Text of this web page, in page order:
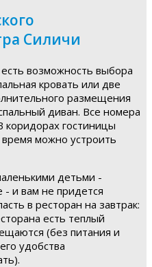
Силичи
возможность выбора
кровать или две
размещения
диван. Все номера
гостиницы
можно устроить
детьми -
- и вам не придется
в ресторан на завтрак:
есть теплый
(без питания и
удобства